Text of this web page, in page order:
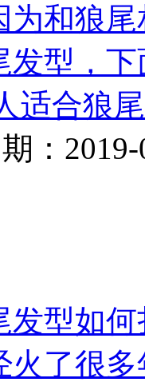
为和狼
发型，
适合狼
：2019-
发型如何
火了很